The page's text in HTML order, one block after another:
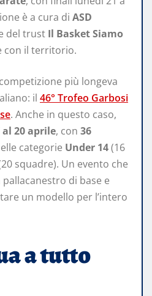
è a cura di ASD
del trust Il Basket Siamo
con il territorio.
più longeva
il 46° Trofeo Garbosi
. Anche in questo caso,
al 20 aprile, con 36
categorie Under 14(16
squadre). Un evento che
di base e
un modello per l’intero
a tutto